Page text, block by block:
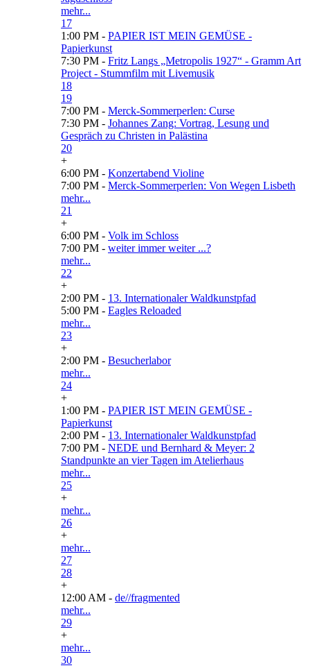
mehr...
17
1:00 PM - PAPIER IST MEIN GEMÜSE -
Papierkunst
7:30 PM - Fritz Langs „Metropolis 1927“ - Gramm Art
Project - Stummfilm mit Livemusik
18
19
7:00 PM - Merck-Sommerperlen: Curse
7:30 PM - Johannes Zang: Vortrag, Lesung und
Gespräch zu Christen in Palästina
20
+
6:00 PM - Konzertabend Violine
7:00 PM - Merck-Sommerperlen: Von Wegen Lisbeth
mehr...
21
+
6:00 PM - Volk im Schloss
7:00 PM - weiter immer weiter ...?
mehr...
22
+
2:00 PM - 13. Internationaler Waldkunstpfad
5:00 PM - Eagles Reloaded
mehr...
23
+
2:00 PM - Besucherlabor
mehr...
24
+
1:00 PM - PAPIER IST MEIN GEMÜSE -
Papierkunst
2:00 PM - 13. Internationaler Waldkunstpfad
7:00 PM - NEDE und Bernhard & Meyer: 2
Standpunkte an vier Tagen im Atelierhaus
mehr...
25
+
mehr...
26
+
mehr...
27
28
+
12:00 AM - de//fragmented
mehr...
29
+
mehr...
30